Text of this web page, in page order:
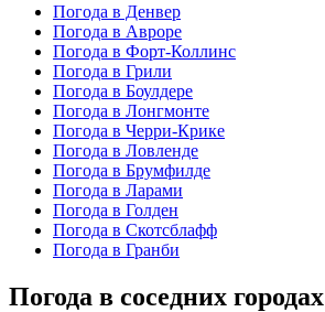
Погода в Денвер
Погода в Авроре
Погода в Форт-Коллинс
Погода в Грили
Погода в Боулдере
Погода в Лонгмонте
Погода в Черри-Крике
Погода в Ловленде
Погода в Брумфилде
Погода в Ларами
Погода в Голден
Погода в Скотсблафф
Погода в Гранби
Погода в соседних городах